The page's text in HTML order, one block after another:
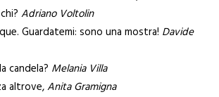
Adriano Voltolin
Guardatemi: sono una mostra! Davide
candela? Melania Villa
altrove,Anita Gramigna